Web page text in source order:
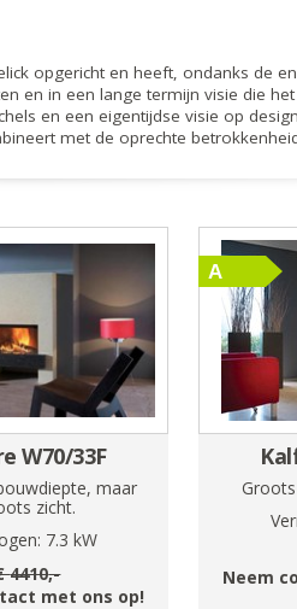
opgericht en heeft, ondanks de
en in een lange termijn visie die
en een eigentijdse visie op
met de oprechte
W70/33F
maar
zicht.
7.3 kW
4410,-
met ons op!
Neem